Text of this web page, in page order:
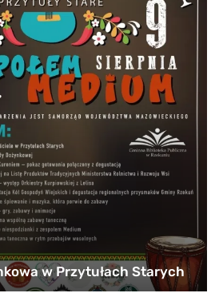
w Przytułach Starych